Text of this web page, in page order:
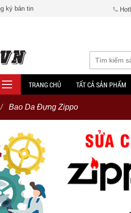
ký bản tin
TRANG CHỦ TẤT CẢ SẢN PHẨM
Bao Da Đựng Zippo